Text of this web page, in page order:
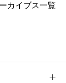
カイブス一覧